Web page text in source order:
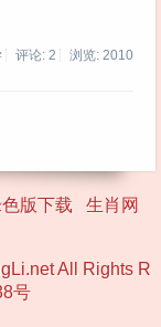
评论: 2 浏览: 2010
版下载
生肖网
All Rights R
号